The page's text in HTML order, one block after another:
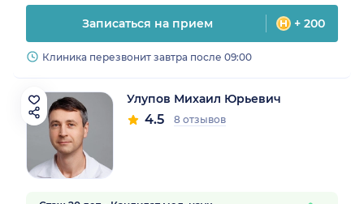
Записаться на прием + 200
Клиника перезвонит завтра после 09:00
Улупов Михаил Юрьевич
4.5 8 отзывов